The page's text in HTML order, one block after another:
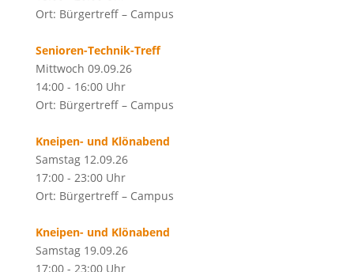
Ort: Bürgertreff – Campus
Senioren-Technik-Treff
Mittwoch 09.09.26
14:00 - 16:00 Uhr
Ort: Bürgertreff – Campus
Kneipen- und Klönabend
Samstag 12.09.26
17:00 - 23:00 Uhr
Ort: Bürgertreff – Campus
Kneipen- und Klönabend
Samstag 19.09.26
17:00 - 23:00 Uhr